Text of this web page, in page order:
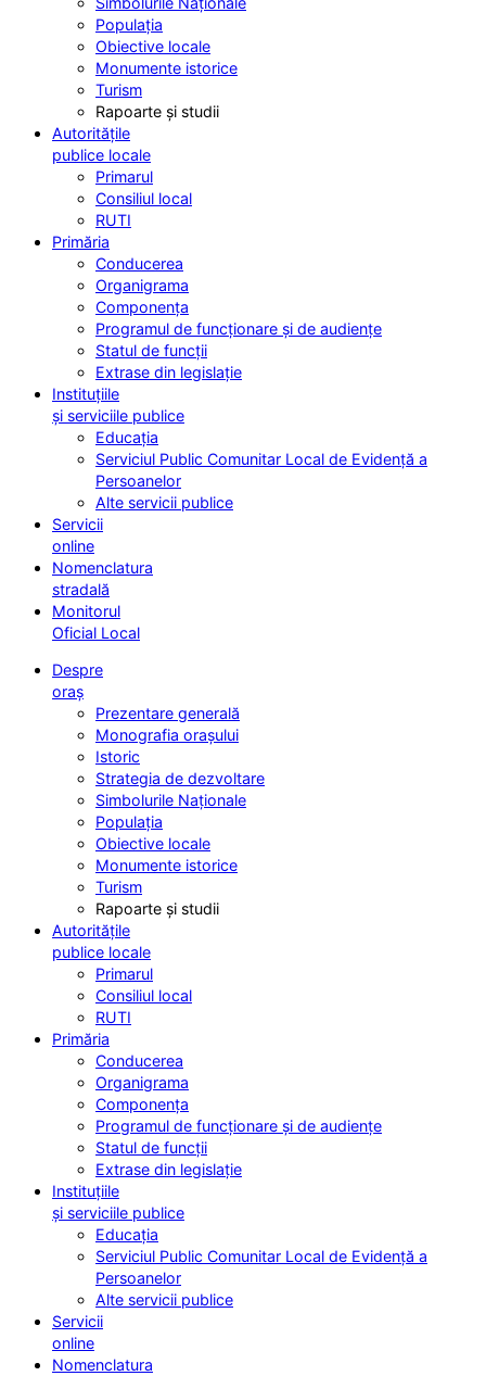
Populația
Obiective locale
Monumente istorice
Turism
Rapoarte și studii
Autoritățile
publice locale
Primarul
Consiliul local
RUTI
Primăria
Conducerea
Organigrama
Componența
Programul de funcționare și de audiențe
Statul de funcții
Extrase din legislație
Instituțiile
și serviciile publice
Educația
Serviciul Public Comunitar Local de Evidență a
Persoanelor
Alte servicii publice
Servicii
online
Nomenclatura
stradală
Monitorul
Oficial Local
Despre
oraș
Prezentare generală
Monografia orașului
Istoric
Strategia de dezvoltare
Simbolurile Naționale
Populația
Obiective locale
Monumente istorice
Turism
Rapoarte și studii
Autoritățile
publice locale
Primarul
Consiliul local
RUTI
Primăria
Conducerea
Organigrama
Componența
Programul de funcționare și de audiențe
Statul de funcții
Extrase din legislație
Instituțiile
și serviciile publice
Educația
Serviciul Public Comunitar Local de Evidență a
Persoanelor
Alte servicii publice
Servicii
online
Nomenclatura